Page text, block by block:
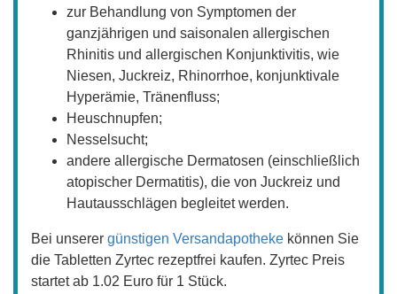
zur Behandlung von Symptomen der
ganzjährigen und saisonalen allergischen
Rhinitis und allergischen Konjunktivitis, wie
Niesen, Juckreiz, Rhinorrhoe, konjunktivale
Hyperämie, Tränenfluss;
Heuschnupfen;
Nesselsucht;
andere allergische Dermatosen (einschließlich
atopischer Dermatitis), die von Juckreiz und
Hautausschlägen begleitet werden.
Bei unserer günstigen Versandapotheke können Sie
die Tabletten Zyrtec rezeptfrei kaufen. Zyrtec Preis
startet ab 1.02 Euro für 1 Stück.